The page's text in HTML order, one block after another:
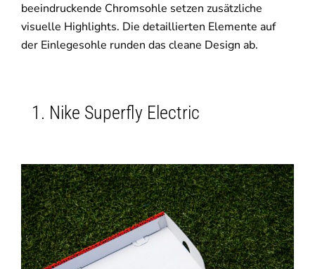
beeindruckende Chromsohle setzen zusätzliche
visuelle Highlights. Die detaillierten Elemente auf
der Einlegesohle runden das cleane Design ab.
Nike Superfly Electric